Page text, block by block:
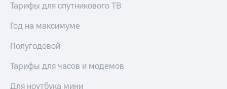
Регистратор
Реквизиты
Контакты
развитие
этика
На главную
Тарифы для спутникового ТВ
Год на максимуме
Полугодовой
Тарифы для часов и модемов